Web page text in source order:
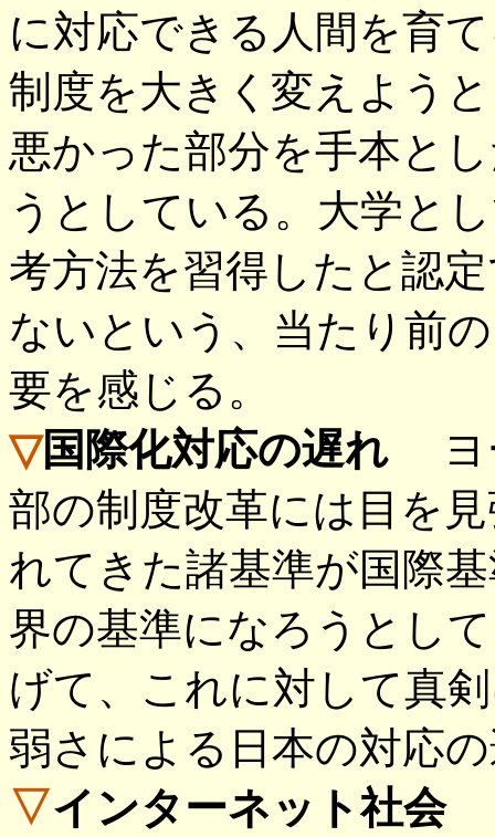
に対応できる人間を育
制度を大きく変えよう
悪かった部分を手本と
うとしている。大学と
考方法を習得したと認
ないという、当たり前
要を感じる。
▽国際化対応の遅れ ヨ
部の制度改革には目を
れてきた諸基準が国際
界の基準になろうとし
げて、これに対して真
弱さによる日本の対応
▽インターネット社会